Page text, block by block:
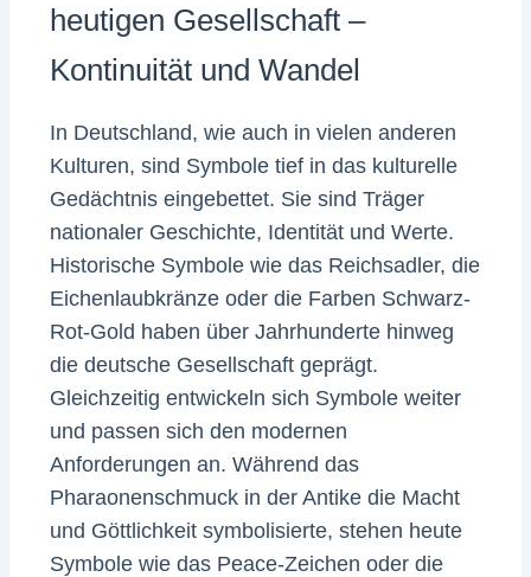
heutigen Gesellschaft –
Kontinuität und Wandel
In Deutschland, wie auch in vielen anderen
Kulturen, sind Symbole tief in das kulturelle
Gedächtnis eingebettet. Sie sind Träger
nationaler Geschichte, Identität und Werte.
Historische Symbole wie das Reichsadler, die
Eichenlaubkränze oder die Farben Schwarz-
Rot-Gold haben über Jahrhunderte hinweg
die deutsche Gesellschaft geprägt.
Gleichzeitig entwickeln sich Symbole weiter
und passen sich den modernen
Anforderungen an. Während das
Pharaonenschmuck in der Antike die Macht
und Göttlichkeit symbolisierte, stehen heute
Symbole wie das Peace-Zeichen oder die